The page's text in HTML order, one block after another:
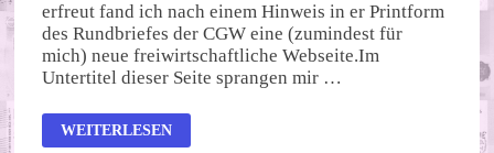
erfreut fand ich nach einem Hinweis in er Printform
des Rundbriefes der CGW eine (zumindest für
mich) neue freiwirtschaftliche Webseite.Im
Untertitel dieser Seite sprangen mir …
AG_FREIWIRTSCHAFT
WEITERLESEN